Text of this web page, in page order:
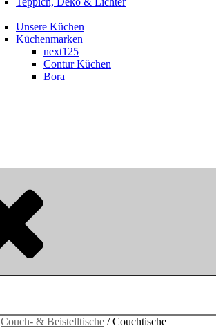
Unsere Küchen
Küchenmarken
next125
Contur Küchen
Bora
Couch- & Beistelltische / Couchtische